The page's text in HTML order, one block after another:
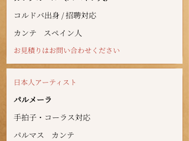
コルドバ出身 / 招聘対応
カンテ
スペイン人
お見積りはお問い合わせください
日本人アーティスト
パルメーラ
手拍子・コーラス対応
パルマス
カンテ